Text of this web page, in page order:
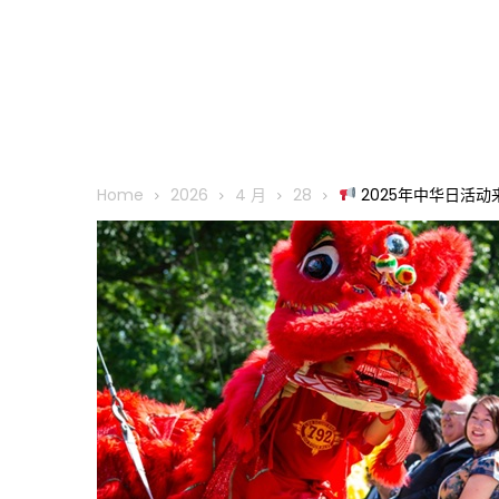
Home 2026 4 月 28 2025年中华日活动